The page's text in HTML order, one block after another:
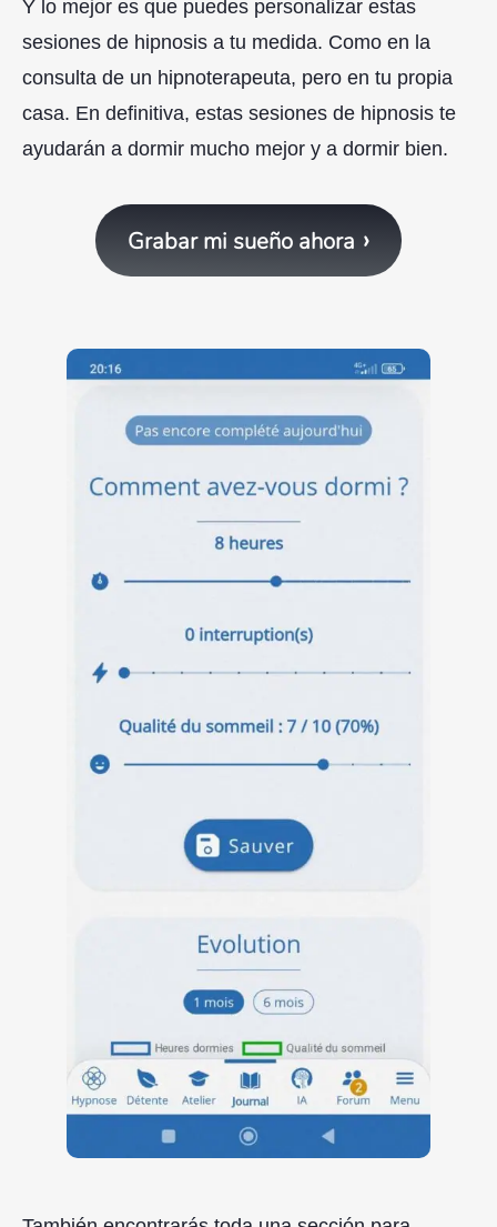
Y lo mejor es que puedes personalizar estas
sesiones de hipnosis a tu medida. Como en la
consulta de un hipnoterapeuta, pero en tu propia
casa. En definitiva, estas sesiones de hipnosis te
ayudarán a dormir mucho mejor y a dormir bien.
Grabar mi sueño ahora